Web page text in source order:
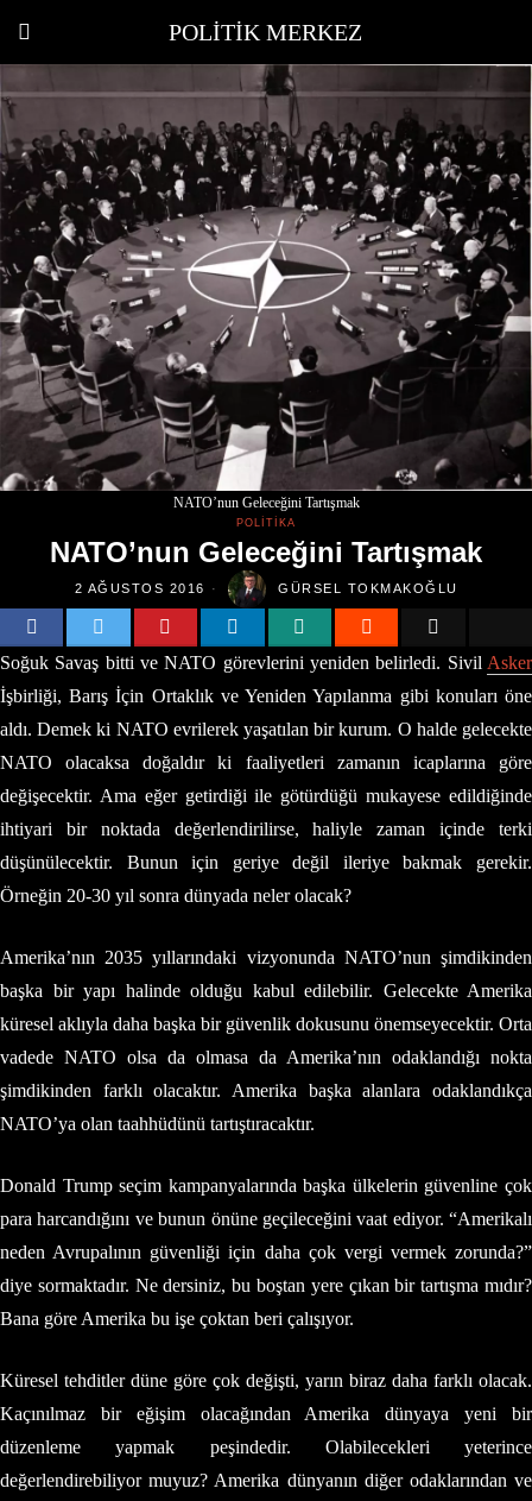
POLITIK MERKEZ
NATO’nun Geleceğini Tartışmak
POLITIKA
NATO’nun Geleceğini Tartışmak
2 AĞUSTOS 2016 GÜRSEL TOKMAKOĞLU
Soğuk Savaş bitti ve NATO görevlerini yeniden belirledi. Sivil Asker
İşbirliği, Barış İçin Ortaklık ve Yeniden Yapılanma gibi konuları öne
aldı. Demek ki NATO evrilerek yaşatılan bir kurum. O halde gelecekte
NATO olacaksa doğaldır ki faaliyetleri zamanın icaplarına göre
değişecektir. Ama eğer getirdiği ile götürdüğü mukayese edildiğinde
ihtiyari bir noktada değerlendirilirse, haliyle zaman içinde terki
düşünülecektir. Bunun için geriye değil ileriye bakmak gerekir.
Örneğin 20-30 yıl sonra dünyada neler olacak?
Amerika’nın 2035 yıllarındaki vizyonunda NATO’nun şimdikinden
başka bir yapı halinde olduğu kabul edilebilir. Gelecekte Amerika
küresel aklıyla daha başka bir güvenlik dokusunu önemseyecektir. Orta
vadede NATO olsa da olmasa da Amerika’nın odaklandığı nokta
şimdikinden farklı olacaktır. Amerika başka alanlara odaklandıkça
NATO’ya olan taahhüdünü tartıştıracaktır.
Donald Trump seçim kampanyalarında başka ülkelerin güvenline çok
para harcandığını ve bunun önüne geçileceğini vaat ediyor. “Amerikalı
neden Avrupalının güvenliği için daha çok vergi vermek zorunda?”
diye sormaktadır. Ne dersiniz, bu boştan yere çıkan bir tartışma mıdır?
Bana göre Amerika bu işe çoktan beri çalışıyor.
Küresel tehditler düne göre çok değişti, yarın biraz daha farklı olacak.
Kaçınılmaz bir eğişim olacağından Amerika dünyaya yeni bir
düzenleme yapmak peşindedir. Olabilecekleri yeterince
değerlendirebiliyor muyuz? Amerika dünyanın diğer odaklarından ve